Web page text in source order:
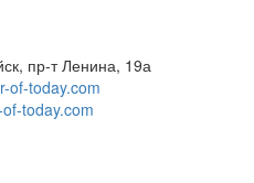
пр-т Ленина, 19а
of-today.com
today.com